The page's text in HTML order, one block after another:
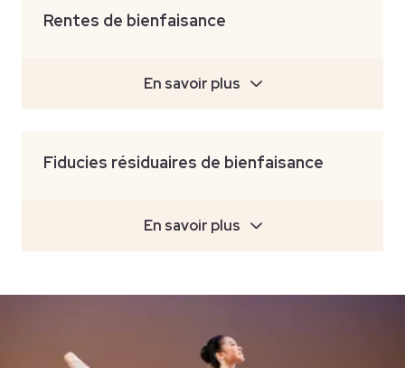
Rentes de bienfaisance
En savoir plus
Fiducies résiduaires de bienfaisance
En savoir plus